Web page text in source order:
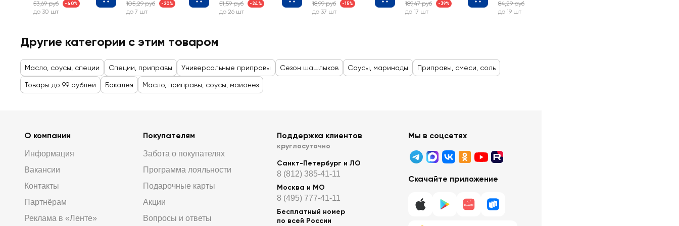
53,69 руб -40%
до 30 шт
105,29 руб -20%
до 7 шт
51,59 руб -24%
до 26 шт
18,99 руб -15%
до 37 шт
189,47 руб -39%
до 17 шт
84,29 руб
до 19 шт
Другие категории с этим товаром
Масло, соусы, специи Специи, приправы Универсальные приправы Сезон шашлыков Соусы, маринады Приправы, смеси, соль
Товары до 99 рублей Бакалея Масло, приправы, соусы, майонез
О компании
Информация
Вакансии
Контакты
Партнёрам
Реклама в «Ленте»
Покупателям
Забота о покупателях
Программа лояльности
Подарочные карты
Акции
Вопросы и ответы
Поддержка клиентов
круглосуточно
Санкт-Петербург и ЛО
8 (812) 385-41-11
Москва и МО
8 (495) 777-41-11
Бесплатный номер
по всей России
Мы в соцсетях
Скачайте приложение